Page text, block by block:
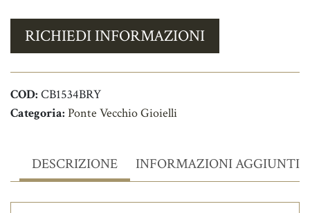
RICHIEDI INFORMAZIONI
COD: CB1534BRY
Categoria: Ponte Vecchio Gioielli
DESCRIZIONE INFORMAZIONI